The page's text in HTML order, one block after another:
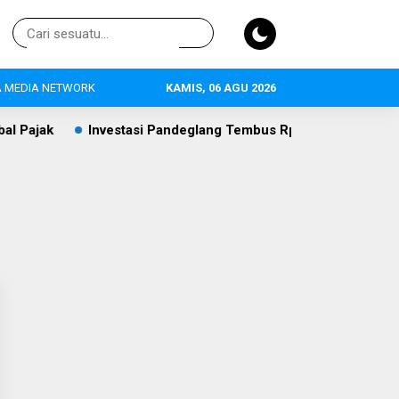
MEDIA NETWORK KAMIS, 06 AGU 2026
Investasi Pandeglang Tembus Rp409,4 Miliar,